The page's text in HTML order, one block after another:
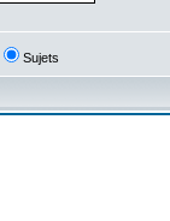
Sujets